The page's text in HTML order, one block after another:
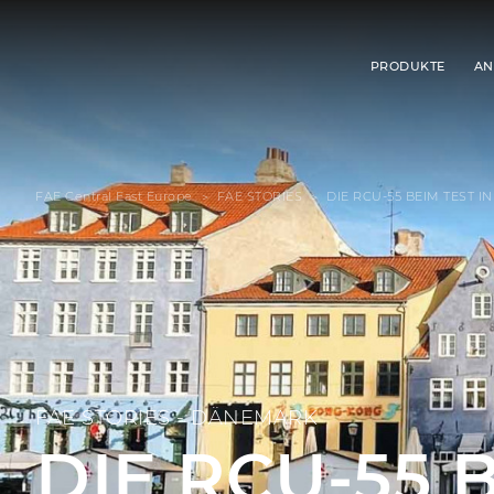
PRODUKTE
FAE Central East Europe FAE STORIES DIE RCU-55 BEIM TEST
FAE STORIES - DÄNEMARK